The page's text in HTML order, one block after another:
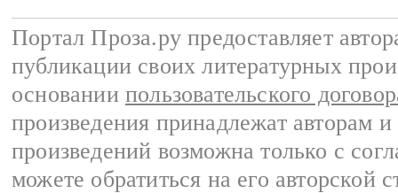
Портал Проза.ру предоставляет
публикации своих литературных
основании пользовательского
произведения принадлежат авторам
произведений возможна только с
можете обратиться на его авторской